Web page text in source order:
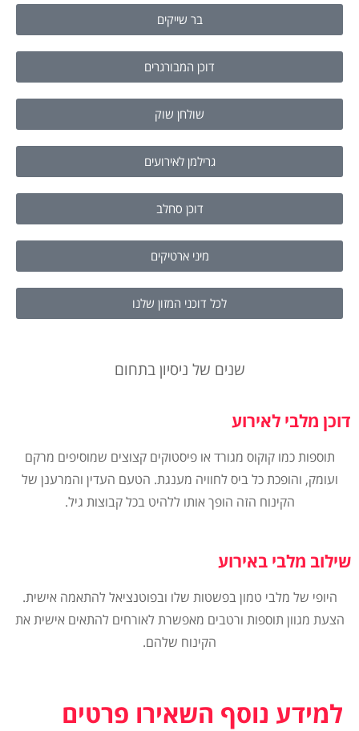
בר שייקים
דוכן המבורגרים
שולחן שוק
גרילמן לאירועים
דוכן סחלב
מיני ארטיקים
לכל דוכני המזון שלנו
שנים של ניסיון בתחום
דוכן מלבי לאירוע
תוספות כמו קוקוס מגורד או פיסטוקים קצוצים שמוסיפים מרקם
ועומק, והופכת כל ביס לחוויה מענגת. הטעם העדין והמרענן של
הקינוח הזה הופך אותו ללהיט בכל קבוצות גיל.
שילוב מלבי באירוע
היופי של מלבי טמון בפשטות שלו ובפוטנציאל להתאמה אישית.
הצעת מגוון תוספות ורטבים מאפשרת לאורחים להתאים אישית את
הקינוח שלהם.
למידע נוסף השאירו פרטים